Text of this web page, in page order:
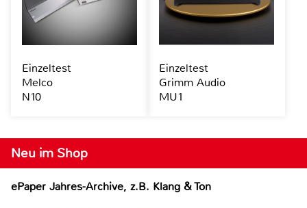
Neu im Shop
ePaper Jahres-Archive, z.B. Klang & Ton
Einzeltest
Melco
N10
Einzeltest
Grimm Audio
MU1